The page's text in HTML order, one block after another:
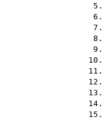
5.
6.
7.
8.
9.
10.
11.
12.
13.
14.
15.